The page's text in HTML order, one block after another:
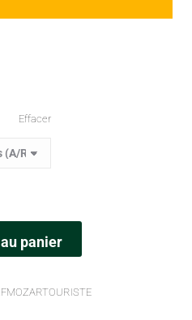
Effacer
panier